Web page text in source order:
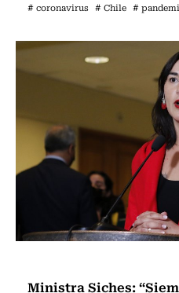
# coronavirus # Chile #
Ministra Siches: